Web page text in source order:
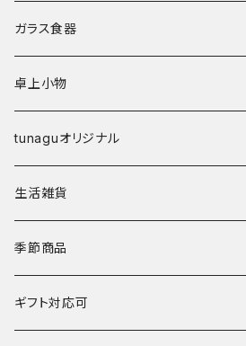
椀
弁当箱
その他
鉢
皿･プレート
鉢･ボウル
碗
丼
湯呑･カップ
鍋
ガラス食器
カップ
鉢
卓上小物
箸
箸置き
tunaguオリジナル
マングローブ
霞仙（KASEN）
春窯
生活雑貨
陶玉
季節商品
夏
ギフト対応可